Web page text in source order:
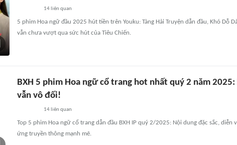
14liên quan
5 phim Hoa ngữ đầu 2025 hút tiền trên Youku: Tàng Hải Truyện dẫn đầu, Khó Dỗ
vẫn chưa vượt qua sức hút của Tiêu Chiến.
BXH 5 phim Hoa ngữ cổ trang hot nhất quý 2 năm 2025:
vẫn vô đối!
14liên quan
Top 5 phim Hoa ngữ cổ trang dẫn đầu BXH IP quý 2/2025: Nội dung đặc sắc, diễn
ứng truyền thông mạnh mẽ.